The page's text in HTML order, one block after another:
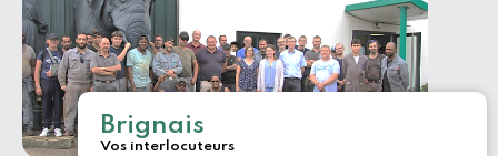
Brignais
Vos interlocuteurs